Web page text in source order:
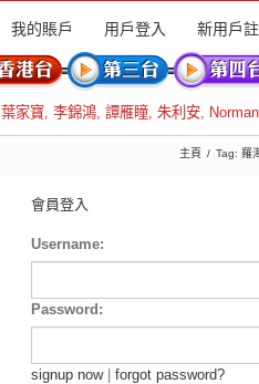
我的賬戶 用戶登入 新用戶
葉家寶, 李錦鴻, 譚雁瞳, 朱利安, Norman
主頁 Tag: 羅
會員登入
Username:
Password:
signup now| forgot password?